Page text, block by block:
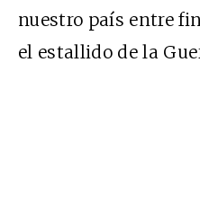
nuestro país entre
el estallido de la